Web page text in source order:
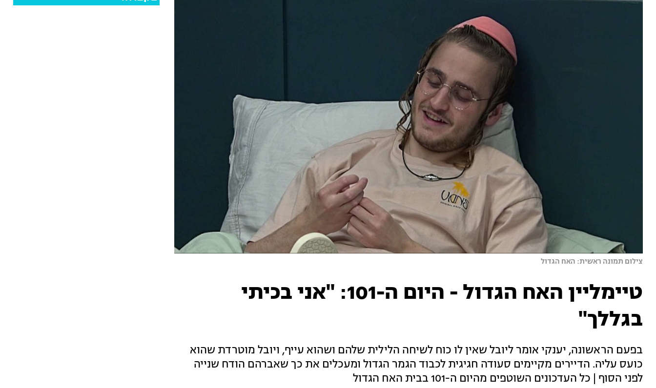
צילום תמונה ראשית: האח הגדול
טיימליין האח הגדול - היום ה-101: "אני בכיתי
בגללך"
בפעם הראשונה, יענקי אומר ליובל שאין לו כוח לשיחה הלילית שלהם ושהוא עייף, ויובל מוטרדת שהוא
כועס עליה. הדיירים מקיימים סעודה חגיגית לכבוד הגמר הגדול ומעכלים את כך שאברהם הודח שנייה
לפני הסוף | כל העדכונים השוטפים מהיום ה-101 בבית האח הגדול